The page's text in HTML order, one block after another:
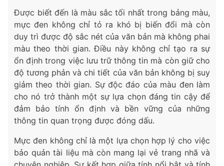
Được biết đến là màu sắc tối nhất trong bảng màu,
mực đen không chỉ tỏ ra khó bị biến đổi mà còn
duy trì được độ sắc nét của văn bản mà không phai
màu theo thời gian. Điều này không chỉ tạo ra sự
ổn định trong việc lưu trữ thông tin mà còn giữ cho
độ tương phản và chi tiết của văn bản không bị suy
giảm theo thời gian. Sự độc đáo của màu đen làm
cho nó trở thành một sự lựa chọn đáng tin cậy để
đảm bảo tính ổn định và bền vững của những
thông tin quan trọng được đóng dấu.
Mực đen không chỉ là một lựa chọn hợp lý cho việc
bảo quản tài liệu mà còn mang lại vẻ trang nhã và